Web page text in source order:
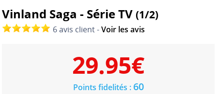
Vinland Saga - Série TV(1/2)
6 avis client -Voir les avis
29.95€
Points fidelités : 60